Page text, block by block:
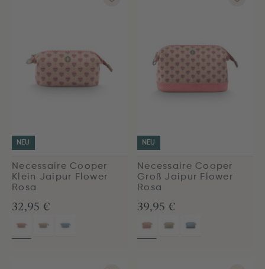
NEU
Necessaire Cooper
Klein Jaipur Flower
Rosa
32,95 €
NEU
Necessaire Cooper
Groß Jaipur Flower
Rosa
39,95 €